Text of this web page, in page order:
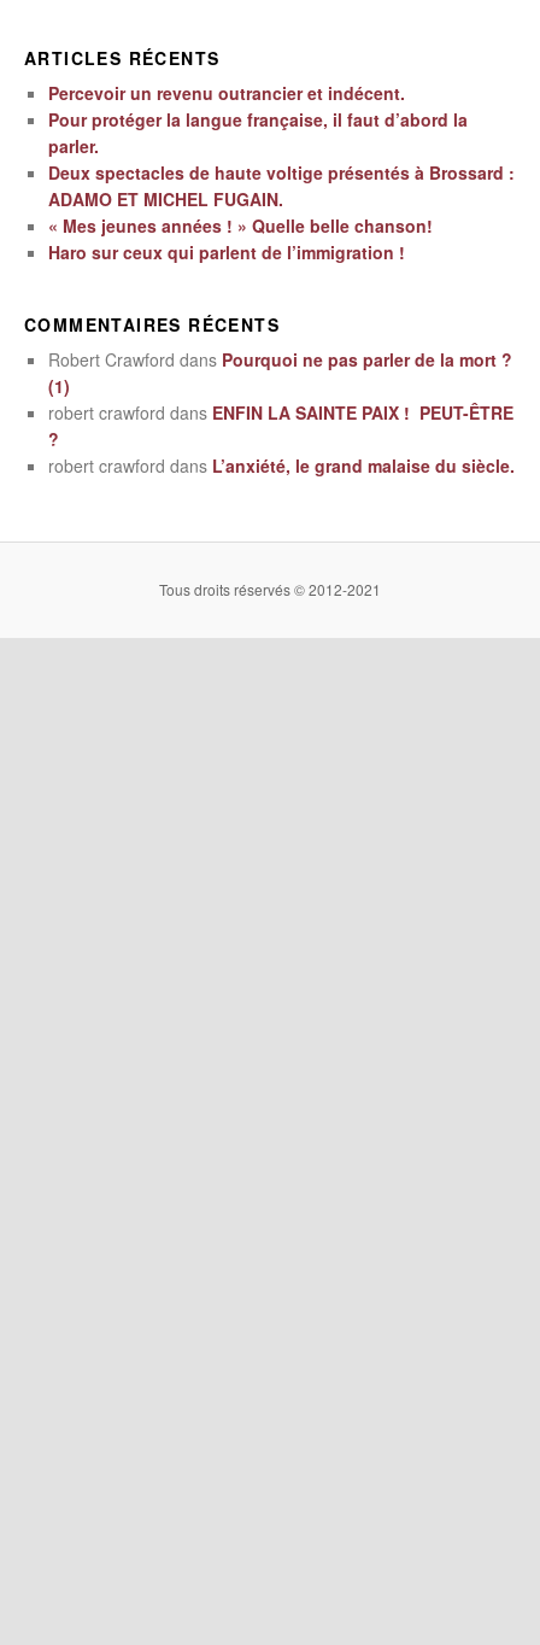
ARTICLES RÉCENTS
Percevoir un revenu outrancier et indécent.
Pour protéger la langue française, il faut d’abord la
parler.
Deux spectacles de haute voltige présentés à Brossard :
ADAMO ET MICHEL FUGAIN.
« Mes jeunes années ! » Quelle belle chanson!
Haro sur ceux qui parlent de l’immigration !
COMMENTAIRES RÉCENTS
Robert Crawford dans Pourquoi ne pas parler de la mort ?
(1)
robert crawford dans ENFIN LA SAINTE PAIX ! PEUT-ÊTRE
?
robert crawford dans L’anxiété, le grand malaise du siècle.
Tous droits réservés © 2012-2021